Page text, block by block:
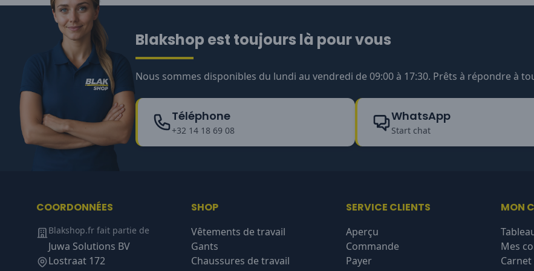
Blakshop est toujours là pour vous
Nous sommes disponibles du lundi au vendredi de 09:00 à 17:30. Prêts à répondre à
Téléphone
+32 14 18 69 08
WhatsApp
Start chat
COORDONNÉES
Blakshop.fr fait partie de
Juwa Solutions BV
Lostraat 172
SHOP
Vêtements de travail
Gants
Chaussures de travail
SERVICE CLIENTS
Aperçu
Commande
Payer
MON
Mes